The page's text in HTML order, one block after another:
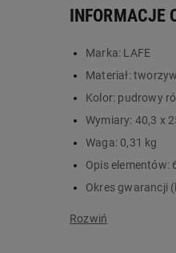
dziś w Biedronka
Główne cechy:
trymer z 6
akumulator o
funkcja
końcówka do
INFORMACJE
Marka: LAFE
Materiał:
Kolor: pudrowy
Wymiary: 40,3 x
Waga: 0,31 kg
Opis elementów:
Okres gwarancji